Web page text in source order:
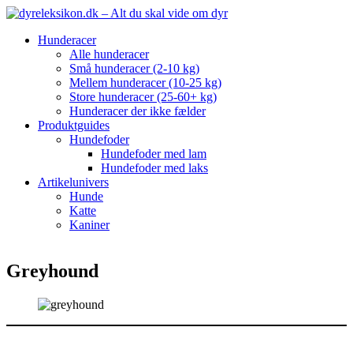
Hunderacer
Alle hunderacer
Små hunderacer (2-10 kg)
Mellem hunderacer (10-25 kg)
Store hunderacer (25-60+ kg)
Hunderacer der ikke fælder
Produktguides
Hundefoder
Hundefoder med lam
Hundefoder med laks
Artikelunivers
Hunde
Katte
Kaniner
Greyhound